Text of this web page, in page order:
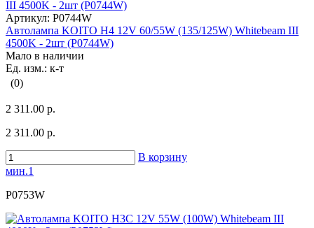
Артикул: P0744W
Автолампа KOITO H4 12V 60/55W (135/125W) Whitebeam III
4500K - 2шт (P0744W)
Мало в наличии
Ед. изм.: к-т
(0)
2 311.00 р.
2 311.00 р.
В корзину
мин.1
P0753W